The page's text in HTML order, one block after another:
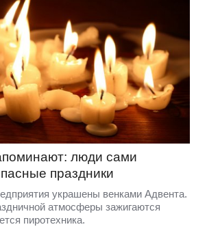
люди сами
праздники
украшены венками Адвента.
атмосферы зажигаются
пиротехника.